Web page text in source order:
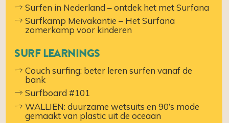
Surfen in Nederland – ontdek het met Surfana
Surfkamp Meivakantie – Het Surfana
zomerkamp voor kinderen
SURF LEARNINGS
Couch surfing: beter leren surfen vanaf de
bank
Surfboard #101
WALLIEN: duurzame wetsuits en 90’s mode
gemaakt van plastic uit de oceaan